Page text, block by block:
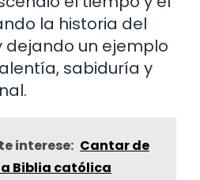
la historia del
dejando un ejemplo
sabiduría y
interese: Cantar de
Biblia católica